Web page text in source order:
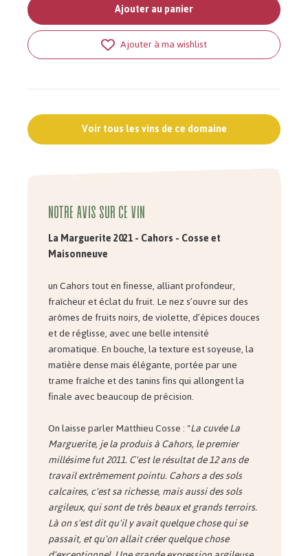
Ajouter au panier
Ajouter à ma wishlist
Voir tous les vins de ce domaine
Notre avis sur ce vin
La Marguerite 2021 - Cahors - Cosse et
Maisonneuve
un Cahors tout en finesse, alliant profondeur,
fraîcheur et éclat du fruit. Le nez s’ouvre sur des
arômes de fruits noirs, de violette, d’épices douces
et de réglisse, avec une belle intensité
aromatique. En bouche, la texture est soyeuse, la
matière dense mais élégante, portée par une
trame fraîche et des tanins fins qui allongent la
finale avec beaucoup de précision.
On laisse parler Matthieu Cosse : "La cuvée La
Marguerite, je la produis à Cahors, le premier
millésime fut 2011. C'est le résultat de 12 ans de
travail extrêmement pointu. Cahors a des sols
calcaires, c'est sa richesse, mais aussi des sols
argileux, qui sont de très beaux et grands terroirs.
Là on s'est dit qu'il y avait quelque chose qui se
passait, et qu'on allait créer quelque chose